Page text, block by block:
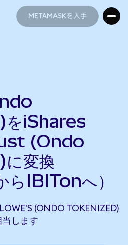
METAMASKを入手
iShares
(Ondo
変換
らIBITonへ）
(ONDO TOKENIZED)
します